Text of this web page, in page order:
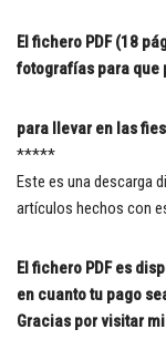
El fichero PDF (18
fotografías para que
para llevar en las
*****
Este es una descarga
artículos hechos con
El fichero PDF es
en cuanto tu pago
Gracias por visitar